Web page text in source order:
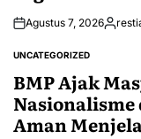
Agustus 7, 2026Posted
POSTED
UNCATEGORIZED
BMP Ajak
Nasionalisme
Aman